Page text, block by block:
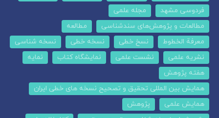
فردوسی مشهد
مجله علمی
مطالعات و پژوهش‌های سندشناسی
مطالعه
معرفة الخطوط
نسخ خطی نسخه خطی
نسخه شناسی
نشریه علمی
نشست علمی نمایشگاه کتاب
نمایه
هفته پژوهش
همایش بین المللی تحقیق و تصحیح نسخه های خطی ایران
همایش علمی
پژوهش